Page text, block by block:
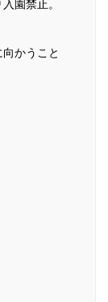
園禁止。
かうこと